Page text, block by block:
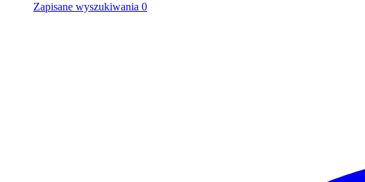
Zapisane wyszukiwania 0